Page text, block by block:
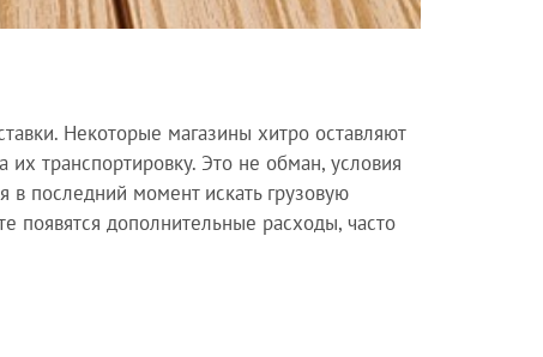
Некоторые магазины хитро оставляют
транспортировку. Это не обман, условия
в последний момент искать грузовую
появятся дополнительные расходы, часто